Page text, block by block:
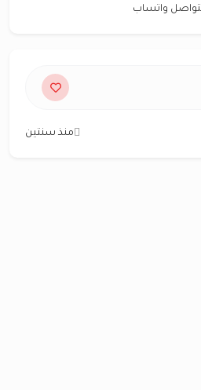
منذ سنتين